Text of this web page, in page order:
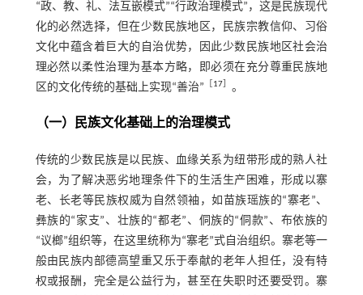
“政、教、礼、法互嵌模式”“行政治理模式”，这是民族现代
化的必然选择，但在少数民族地区，民族宗教信仰、习俗
文化中蕴含着巨大的自治优势，因此少数民族地区社会治
理必然以柔性治理为基本方略，即必须在充分尊重民族地
区的文化传统的基础上实现“善治”
17］ 。
（一）民族文化基础上的治理模式
传统的少数民族是以民族、血缘关系为纽带形成的熟人社
会，为了解决恶劣地理条件下的生活生产困难，形成以寨
老、长老等民族权威为自然领袖，如苗族瑶族的“寨老”、
彝族的“家支”、壮族的“都老”、侗族的“侗款”、布依族的
“议榔”组织等，在这里统称为“寨老”式自治组织。寨老等一
般由民族内部德高望重又乐于奉献的老年人担任，没有特
权或报酬，完全是公益行为，甚至在失职时还要受罚。寨